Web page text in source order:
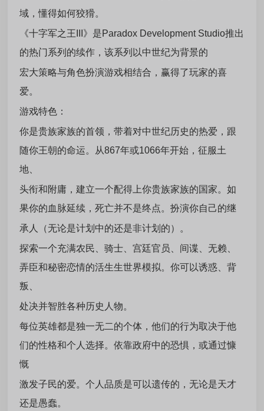
域，懂得如何狡猾。
《十字军之王III》是Paradox Development Studio推出
的热门系列的续作，该系列以中世纪为背景的
宏大策略与角色扮演游戏相结合，赢得了玩家的喜
爱。
游戏特色：
你是贵族家族的首领，带着对中世纪历史的热爱，跟
随你王朝的命运。从867年或1066年开始，征服土
地、
头衔和附庸，建立一个配得上你贵族家族的国家。如
果你的血脉延续，死亡并不是终点。扮演你自己的继
承人（无论是计划中的还是非计划的）。
探索一个充满农民、骑士、宫廷官员、间谍、无赖、
弄臣和秘密恋情的活生生世界模拟。你可以诱惑、背
叛、
处决并智胜各种历史人物。
每位英雄都是独一无二的个体，他们的行为取决于他
们的性格和个人选择。依靠政府中的恐惧，或通过慷
慨
激发子民的爱。个人品质是可以遗传的，无论是天才
还是愚蠢。